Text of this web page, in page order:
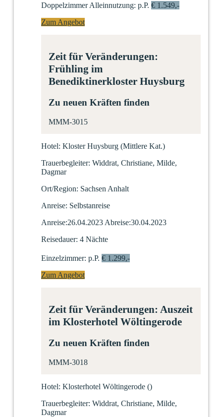
Doppelzimmer Alleinnutzung: p.P. € 1.549,-
Zum Angebot
Zeit für Veränderungen:
Frühling im
Benediktinerkloster Huysburg
Zu neuen Kräften finden
MMM-3015
Hotel: Kloster Huysburg (Mittlere Kat.)
Trauerbegleiter: Widdrat, Christiane, Milde,
Dagmar
Ort/Region: Sachsen Anhalt
Anreise: Selbstanreise
Anreise:26.04.2023 Abreise:30.04.2023
Reisedauer: 4 Nächte
Einzelzimmer: p.P. € 1.299,-
Zum Angebot
Zeit für Veränderungen: Auszeit
im Klosterhotel Wöltingerode
Zu neuen Kräften finden
MMM-3018
Hotel: Klosterhotel Wöltingerode ()
Trauerbegleiter: Widdrat, Christiane, Milde,
Dagmar